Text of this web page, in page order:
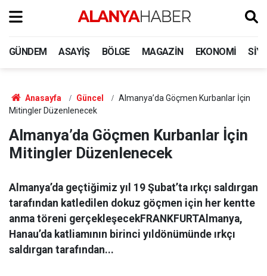
GÜNDEM ASAYIŞ BÖLGE MAGAZIN EKONOMI
Anasayfa Güncel
Almanya’da Göçmen Kurbanlar İçin
Mitingler Düzenlenecek
Almanya’da Göçmen Kurbanlar İçin
Mitingler Düzenlenecek
Almanya’da geçtiğimiz yıl 19 Şubat’ta ırkçı saldırgan
tarafından katledilen dokuz göçmen için her kentte
anma töreni gerçekleşecekFRANKFURTAlmanya,
Hanau’da katliamının birinci yıldönümünde ırkçı
saldırgan tarafından...